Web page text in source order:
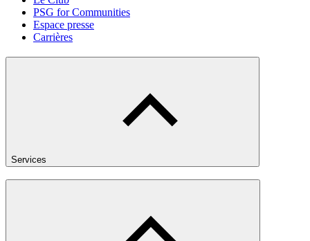
PSG for Communities
Espace presse
Carrières
Services